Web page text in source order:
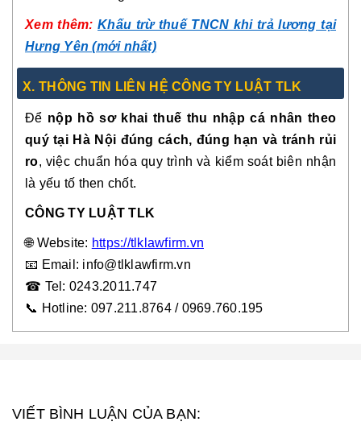
Xem thêm:Khấu trừ thuế TNCN khi trả lương tại
Hưng Yên (mới nhất)
X. THÔNG TIN LIÊN HỆ CÔNG TY LUẬT TLK
Để nộp hồ sơ khai thuế thu nhập cá nhân theo
quý tại Hà Nội đúng cách, đúng hạn và tránh rủi
ro, việc chuẩn hóa quy trình và kiểm soát biên nhận
là yếu tố then chốt.
CÔNG TY LUẬT TLK
🌐Website: https://tlklawfirm.vn
📧 Email: info@tlklawfirm.vn
☎ Tel: 0243.2011.747
📞 Hotline: 097.211.8764 / 0969.760.195
VIẾT BÌNH LUẬN CỦA BẠN: